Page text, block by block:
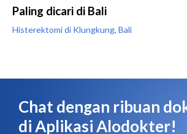
Paling dicari di Bali
Histerektomi di Klungkung, Bali